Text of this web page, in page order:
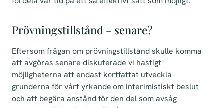
Prövningstillstånd – senare?
Eftersom frågan om prövningstillstånd skulle komma
att avgöras senare diskuterade vi hastigt
möjligheterna att endast kortfattat utveckla
grunderna för vårt yrkande om interimistiskt beslut
och att begära anstånd för den del som avsåg